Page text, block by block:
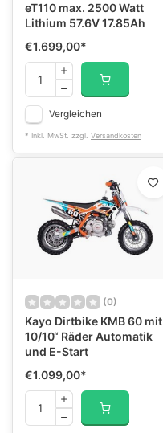
eT110 max. 2500 Watt
Lithium 57.6V 17.85Ah
€1.699,00*
Vergleichen
* Inkl. MwSt. zzgl. Versandkosten
(0)
Kayo Dirtbike KMB 60 mit
10/10“ Räder Automatik
und E-Start
€1.099,00*